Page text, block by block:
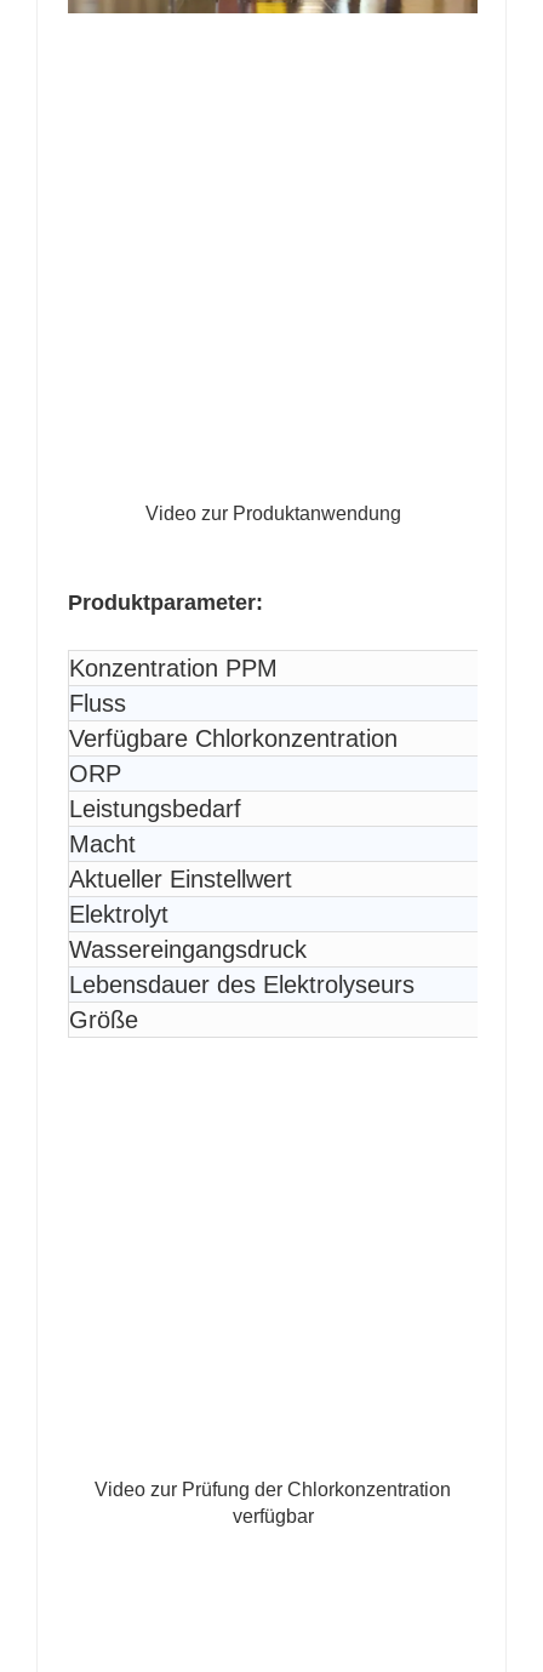
Video zur Produktanwendung
Produktparameter:
Konzentration PPM
Fluss
Verfügbare Chlorkonzentration
ORP
Leistungsbedarf
Macht
Aktueller Einstellwert
Elektrolyt
Wassereingangsdruck
Lebensdauer des Elektrolyseurs
Größe
Video zur Prüfung der Chlorkonzentration
verfügbar